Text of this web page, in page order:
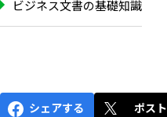
ビジネス文書の基礎知識
シェアする ポスト